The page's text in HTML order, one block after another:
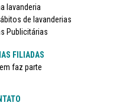
lavanderia
de lavanderias
Publicitárias
FILIADAS
faz parte